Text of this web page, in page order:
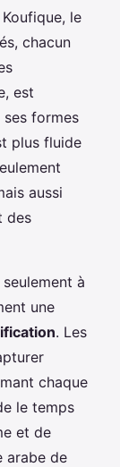
le
chacun
est
ses formes
plus fluide
aussi
des
à
une
. Les
chaque
le temps
et de
arabe de